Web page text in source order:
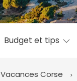
Budget et tips
Vacances Corse